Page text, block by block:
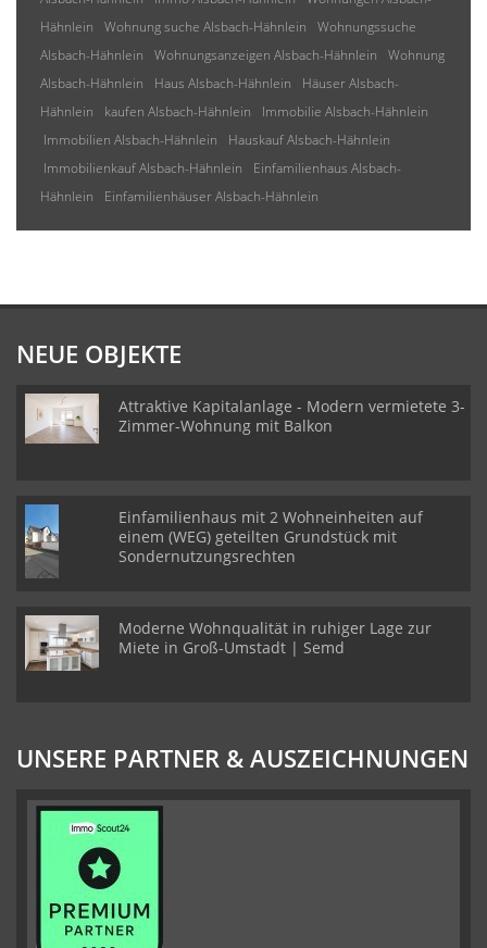
Hähnlein
Wohnung suche Alsbach-Hähnlein
Wohnungssuche
Alsbach-Hähnlein
Wohnungsanzeigen Alsbach-Hähnlein
Wohnung
Alsbach-Hähnlein
Haus Alsbach-Hähnlein
Häuser Alsbach-
Hähnlein
kaufen Alsbach-Hähnlein
Immobilie Alsbach-Hähnlein
Immobilien Alsbach-Hähnlein
Hauskauf Alsbach-Hähnlein
Immobilienkauf Alsbach-Hähnlein
Einfamilienhaus Alsbach-
Hähnlein
Einfamilienhäuser Alsbach-Hähnlein
NEUE OBJEKTE
Attraktive Kapitalanlage - Modern vermietete 3-
Zimmer-Wohnung mit Balkon
Einfamilienhaus mit 2 Wohneinheiten auf
einem (WEG) geteilten Grundstück mit
Sondernutzungsrechten
Moderne Wohnqualität in ruhiger Lage zur
Miete in Groß-Umstadt | Semd
UNSERE PARTNER & AUSZEICHNUNGEN